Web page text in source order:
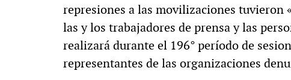
represiones a las movilizaciones tuvieron
las y los trabajadores de prensa y las
realizará durante el 196° período de
representantes de las organizaciones